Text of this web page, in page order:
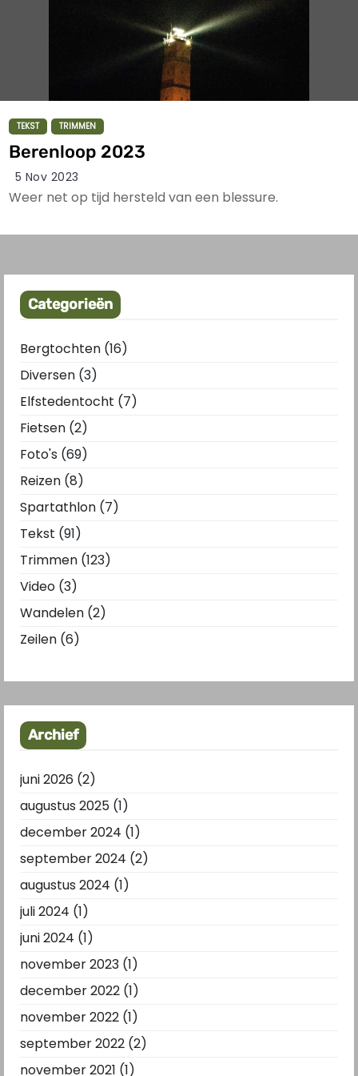
TEKST TRIMMEN
Berenloop 2023
5 Nov 2023
Weer net op tijd hersteld van een blessure.
Categorieën
Bergtochten (16)
Diversen (3)
Elfstedentocht (7)
Fietsen (2)
Foto's (69)
Reizen (8)
Spartathlon (7)
Tekst (91)
Trimmen (123)
Video (3)
Wandelen (2)
Zeilen (6)
Archief
juni 2026 (2)
augustus 2025 (1)
december 2024 (1)
september 2024 (2)
augustus 2024 (1)
juli 2024 (1)
juni 2024 (1)
november 2023 (1)
december 2022 (1)
november 2022 (1)
september 2022 (2)
november 2021 (1)